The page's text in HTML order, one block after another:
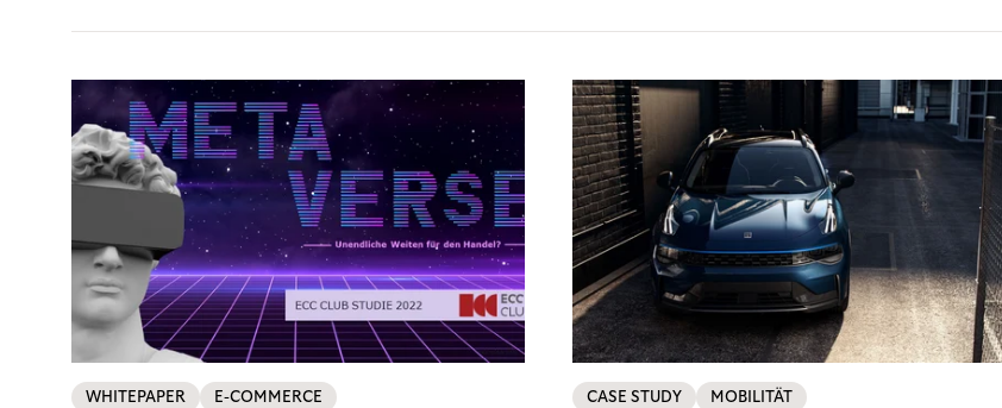
WHITEPAPER E-COMMERCE CASE STUDY MOBILITÄT